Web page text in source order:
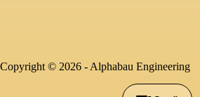
Alphabau
Copyright © 2026 - Alphabau Engineering